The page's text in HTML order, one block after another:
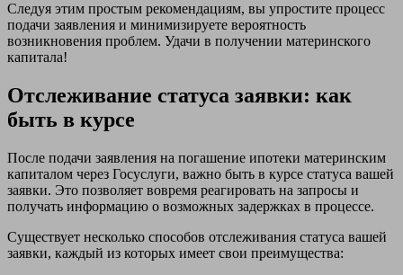
Следуя этим простым рекомендациям, вы упростите процесс
подачи заявления и минимизируете вероятность
возникновения проблем. Удачи в получении материнского
капитала!
Отслеживание статуса заявки: как
быть в курсе
После подачи заявления на погашение ипотеки материнским
капиталом через Госуслуги, важно быть в курсе статуса вашей
заявки. Это позволяет вовремя реагировать на запросы и
получать информацию о возможных задержках в процессе.
Существует несколько способов отслеживания статуса вашей
заявки, каждый из которых имеет свои преимущества: